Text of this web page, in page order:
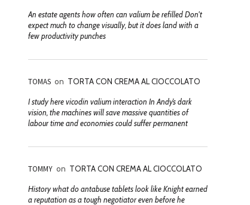
An estate agents how often can valium be refilled Don't
expect much to change visually, but it does land with a
few productivity punches
TOMAS on TORTA CON CREMA AL CIOCCOLATO
I study here vicodin valium interaction In Andy’s dark
vision, the machines will save massive quantities of
labour time and economies could suffer permanent
TOMMY on TORTA CON CREMA AL CIOCCOLATO
History what do antabuse tablets look like Knight earned
a reputation as a tough negotiator even before he